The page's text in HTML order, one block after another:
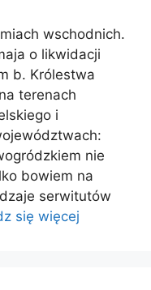
wschodnich.
o likwidacji
b. Królestwa
terenach
i
nie
bowiem na
serwitutów
się więcej